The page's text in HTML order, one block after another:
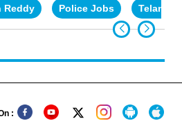
Reddy Police Jobs
: